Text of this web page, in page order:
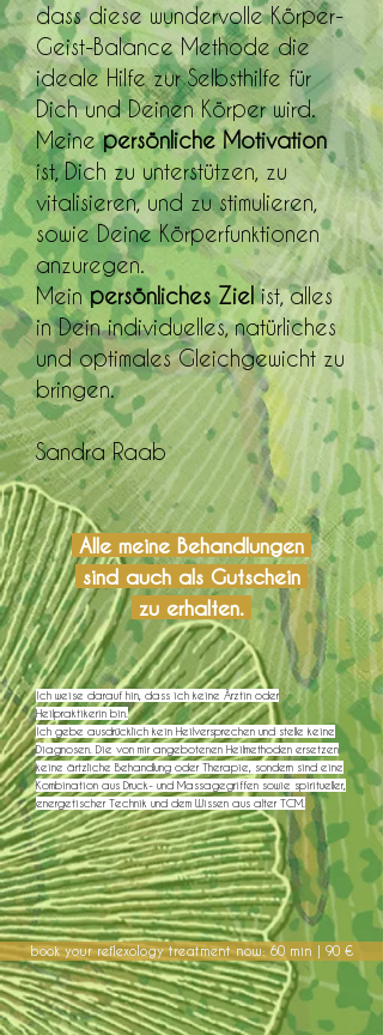
dass diese wundervolle Körper-
Geist-Balance Methode die
ideale Hilfe zur Selbsthilfe für
Dich und Deinen Körper wird.
Meinepersönliche Motivation
ist, Dich zu unterstützen, zu
vitalisieren, und zu stimulieren,
sowie Deine Körperfunktionen
anzuregen.
Meinpersönliches Zielist, alles
in Dein individuelles, natürliches
und optimales Gleichgewicht zu
bringen.
Sandra Raab
Alle meine Behandlungen
sind auch als Gutschein
zu erhalten.
Ich weise darauf hin, dass ich keine Ärztin oder
Heilpraktikerin bin.
Ich gebe ausdrücklich kein Heilversprechen und stelle keine
Diagnosen. Die von mir angebotenen Heilmethoden ersetzen
keine ärtzliche Behandlung oder Therapie, sondern sind eine
Kombination aus Druck- und Massagegriffen sowie spiritueller,
energetischer Technik und dem Wissen aus alter TCM.
book your reflexology treatment now: 60 min | 90 €